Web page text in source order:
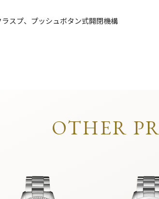
スプ、プッシュボタン式開閉機構
OTHER